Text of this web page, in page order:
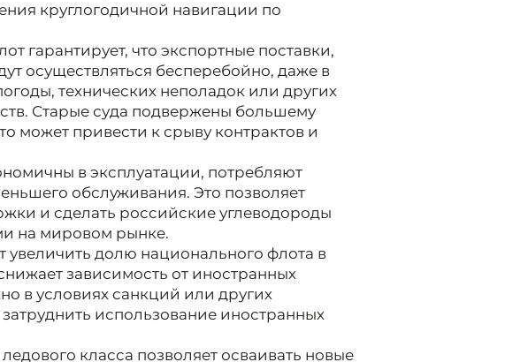
круглогодичной навигации по
гарантирует, что экспортные поставки,
осуществляться бесперебойно, даже в
технических неполадок или других
Старые суда подвержены большему
может привести к срыву контрактов и
в эксплуатации, потребляют
обслуживания. Это позволяет
и сделать российские углеводороды
на мировом рынке.
увеличить долю национального флота в
зависимость от иностранных
в условиях санкций или других
использование иностранных
класса позволяет осваивать новые